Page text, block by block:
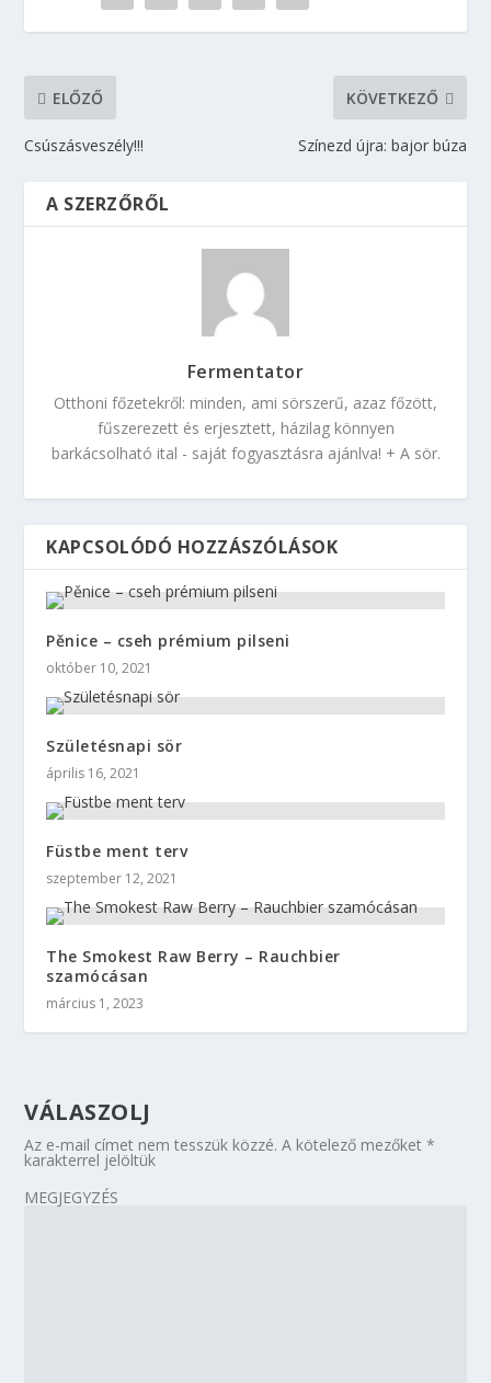
ELŐZŐ
Csúszásveszély!!!
KÖVETKEZŐ
Színezd újra: bajor búza
A SZERZŐRŐL
Fermentator
Otthoni főzetekről: minden, ami sörszerű, azaz főzött,
fűszerezett és erjesztett, házilag könnyen
barkácsolható ital - saját fogyasztásra ajánlva! + A sör.
KAPCSOLÓDÓ HOZZÁSZÓLÁSOK
Pěnice – cseh prémium pilseni
október 10, 2021
Születésnapi sör
április 16, 2021
Füstbe ment terv
szeptember 12, 2021
The Smokest Raw Berry – Rauchbier
szamócásan
március 1, 2023
VÁLASZOLJ
Az e-mail címet nem tesszük közzé. A kötelező mezőket*
karakterrel jelöltük
MEGJEGYZÉS